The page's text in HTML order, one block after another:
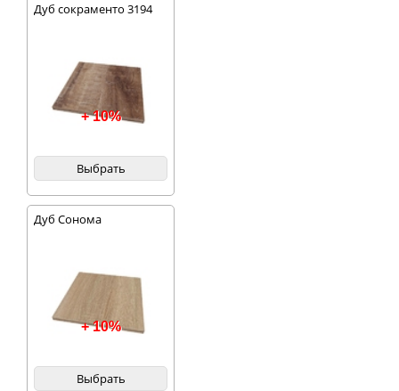
Дуб сокраменто 3194
+ 10%
Выбрать
Дуб Сонома
+ 10%
Выбрать